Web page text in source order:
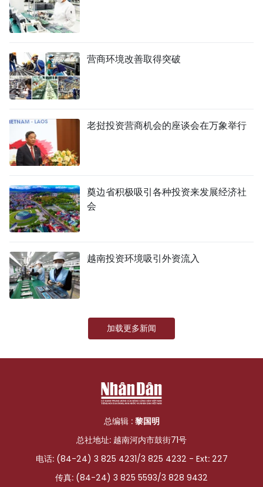
营商环境改善取得突破
老挝投资营商机会的座谈会在万象举行
奠边省积极吸引各种投资来发展经济社
会
越南投资环境吸引外资流入
加载更多新闻
总编辑 : 黎国明
总社地址: 越南河内市鼓街71号
电话: (84-24) 3 825 4231/3 825 4232 - Ext: 227
传真: (84-24) 3 825 5593/3 828 9432